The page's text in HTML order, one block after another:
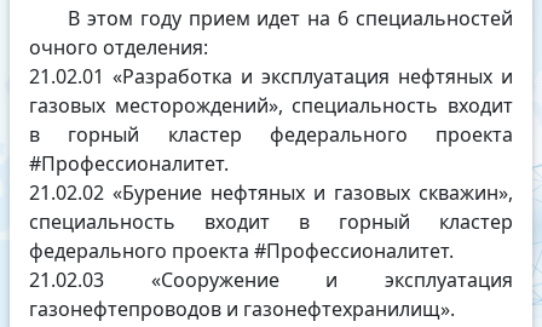
В этом году прием идет на 6 специальностей
очного отделения:
21.02.01 «Разработка и эксплуатация нефтяных и
газовых месторождений», специальность входит
в горный кластер федерального проекта
#Профессионалитет.
21.02.02 «Бурение нефтяных и газовых скважин»,
специальность входит в горный кластер
федерального проекта #Профессионалитет.
21.02.03 «Сооружение и эксплуатация
газонефтепроводов и газонефтехранилищ».